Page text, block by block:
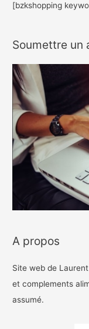
[bzkshopping
Soumettre un
A propos
Site web de
et complements
assumé.